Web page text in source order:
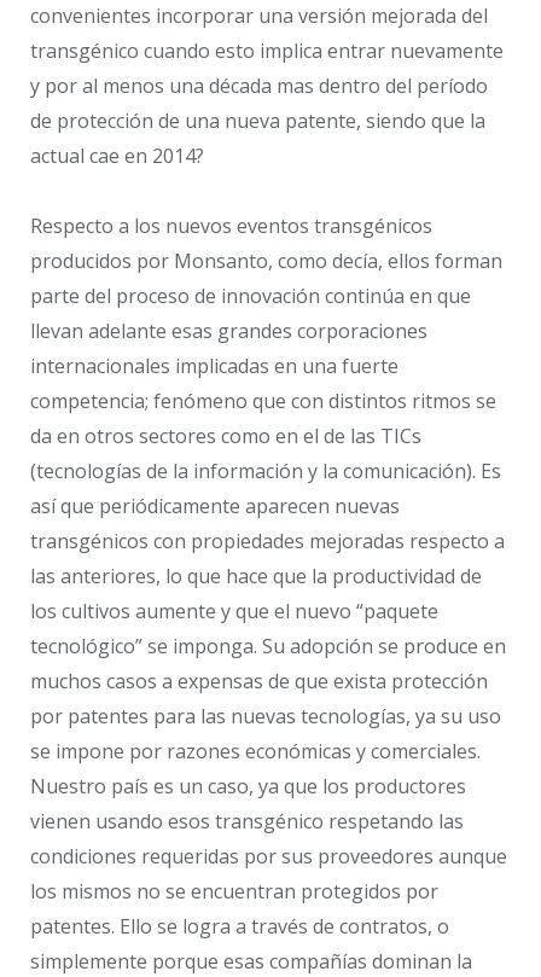
convenientes incorporar una versión mejorada del
transgénico cuando esto implica entrar nuevamente
y por al menos una década mas dentro del período
de protección de una nueva patente, siendo que la
actual cae en 2014?
Respecto a los nuevos eventos transgénicos
producidos por Monsanto, como decía, ellos forman
parte del proceso de innovación continúa en que
llevan adelante esas grandes corporaciones
internacionales implicadas en una fuerte
competencia; fenómeno que con distintos ritmos se
da en otros sectores como en el de las TICs
(tecnologías de la información y la comunicación). Es
así que periódicamente aparecen nuevas
transgénicos con propiedades mejoradas respecto a
las anteriores, lo que hace que la productividad de
los cultivos aumente y que el nuevo “paquete
tecnológico” se imponga. Su adopción se produce en
muchos casos a expensas de que exista protección
por patentes para las nuevas tecnologías, ya su uso
se impone por razones económicas y comerciales.
Nuestro país es un caso, ya que los productores
vienen usando esos transgénico respetando las
condiciones requeridas por sus proveedores aunque
los mismos no se encuentran protegidos por
patentes. Ello se logra a través de contratos, o
simplemente porque esas compañías dominan la